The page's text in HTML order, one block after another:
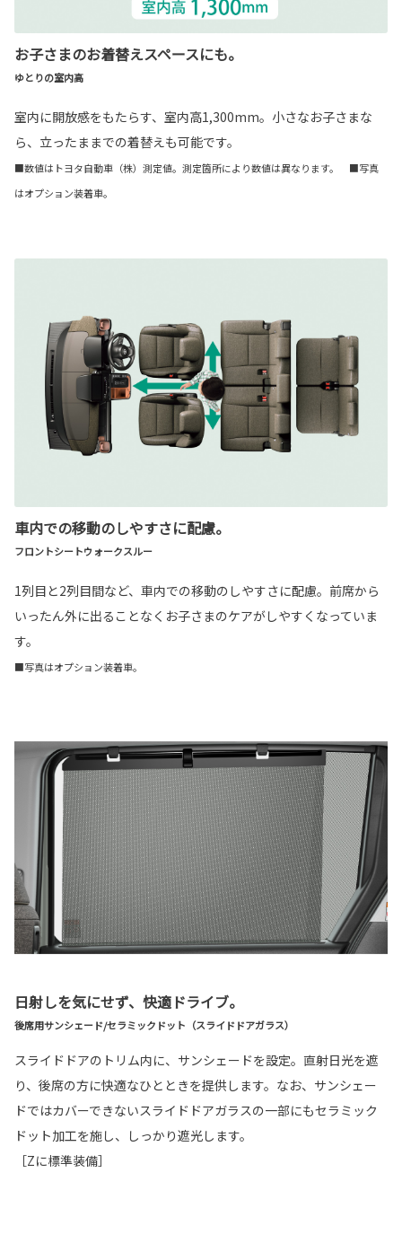
お子さまのお着替えスペースにも。
ゆとりの室内高
室内に開放感をもたらす、室内高1,300mm。小さなお子さまな
ら、立ったままでの着替えも可能です。
■数値はトヨタ自動車（株）測定値。測定箇所により数値は異なります。 ■写真
はオプション装着車。
車内での移動のしやすさに配慮。
フロントシートウォークスルー
1列目と2列目間など、車内での移動のしやすさに配慮。前席から
いったん外に出ることなくお子さまのケアがしやすくなっていま
す。
■写真はオプション装着車。
日射しを気にせず、快適ドライブ。
後席用サンシェード/セラミックドット（スライドドアガラス）
スライドドアのトリム内に、サンシェードを設定。直射日光を遮
り、後席の方に快適なひとときを提供します。なお、サンシェー
ドではカバーできないスライドドアガラスの一部にもセラミック
ドット加工を施し、しっかり遮光します。
［Zに標準装備］